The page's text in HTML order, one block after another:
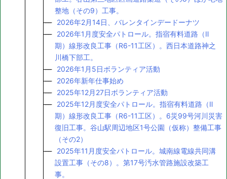
整地（その9）工事。
2026年2月14日、バレンタインデードーナツ
2026年1月度安全パトロール。指宿有料道路（Ⅱ
期）線形改良工事（R6-11工区）。西日本道路神之
川橋下部工。
2026年1月5日ボランティア活動
2026年新年仕事始め
2025年12月27日ボランティア活動
2025年12月度安全パトロール。指宿有料道路（Ⅱ
期）線形改良工事（R6-11工区）。6災99号河川災害
復旧工事。谷山駅周辺地区1号公園（仮称）整備工事
（その2）
2025年11月度安全パトロール。城南線電線共同溝
設置工事（その8）。第17号汚水管路施設改築工
事。